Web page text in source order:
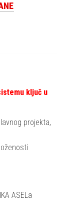
ključ u
projekta,
ASELa